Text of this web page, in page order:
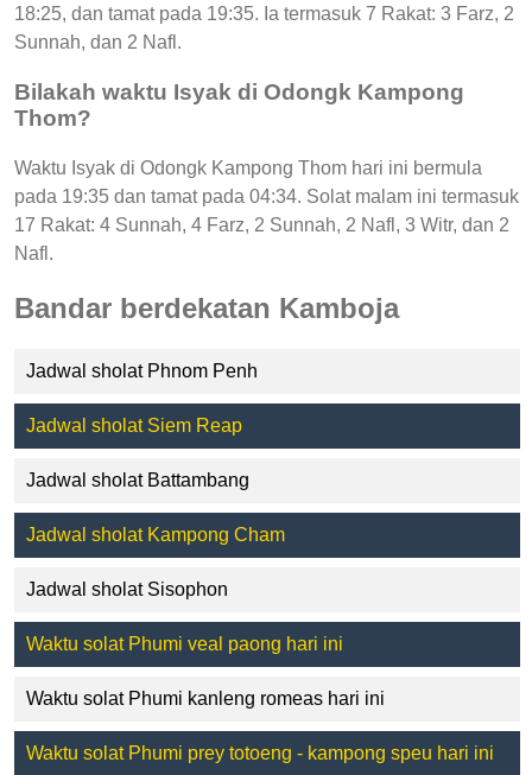
18:25, dan tamat pada 19:35. Ia termasuk 7 Rakat: 3 Farz, 2
Sunnah, dan 2 Nafl.
Bilakah waktu Isyak di Odongk Kampong
Thom?
Waktu Isyak di Odongk Kampong Thom hari ini bermula
pada 19:35 dan tamat pada 04:34. Solat malam ini termasuk
17 Rakat: 4 Sunnah, 4 Farz, 2 Sunnah, 2 Nafl, 3 Witr, dan 2
Nafl.
Bandar berdekatan Kamboja
Jadwal sholat Phnom Penh
Jadwal sholat Siem Reap
Jadwal sholat Battambang
Jadwal sholat Kampong Cham
Jadwal sholat Sisophon
Waktu solat Phumi veal paong hari ini
Waktu solat Phumi kanleng romeas hari ini
Waktu solat Phumi prey totoeng - kampong speu hari ini